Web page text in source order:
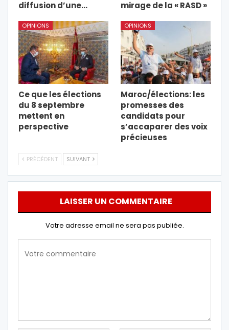
diffusion d’une…
mirage de la « RASD »
OPINIONS
Ce que les élections
du 8 septembre
mettent en
perspective
OPINIONS
Maroc/élections: les
promesses des
candidats pour
s’accaparer des voix
précieuses
PRÉCÉDENT SUIVANT
LAISSER UN COMMENTAIRE
Votre adresse email ne sera pas publiée.